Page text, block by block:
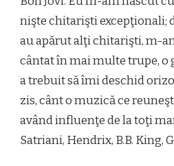
nişte chitarişti excepţionali;
au apărut alţi chitarişti, m-
cântat în mai multe trupe, o
a trebuit să îmi deschid
zis, cânt o muzică ce
având influenţe de la toţi
Satriani, Hendrix, B.B. King,